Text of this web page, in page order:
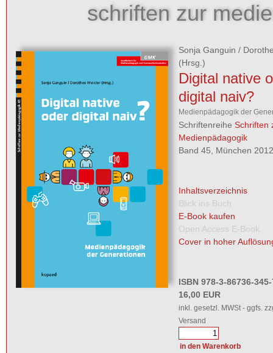
schriften zur
Sonja Ganguin /
(Hrsg.)
Digital native
digital naiv?
Medienpädagogik der
Schriftenreihe Schriften
Medienpädagogik
Band 45, München
Inhaltsverzeichnis
Blick ins Buch
E-Book kaufen
Open Access E-Book
Cover in hoher
ISBN 978-3-86736-
16,00 EUR
inkl. gesetzl. MWSt - ggfs.
Versand